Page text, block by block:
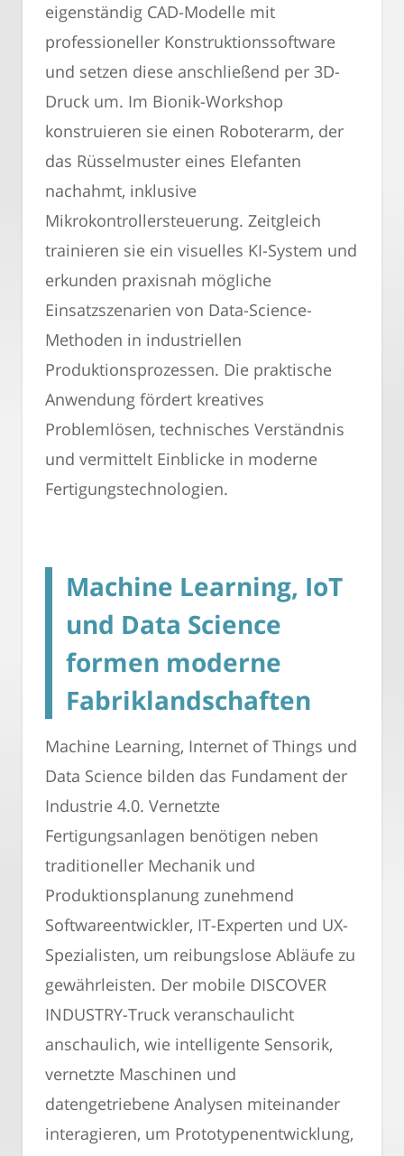
eigenständig CAD-Modelle mit
professioneller Konstruktionssoftware
und setzen diese anschließend per 3D-
Druck um. Im Bionik-Workshop
konstruieren sie einen Roboterarm, der
das Rüsselmuster eines Elefanten
nachahmt, inklusive
Mikrokontrollersteuerung. Zeitgleich
trainieren sie ein visuelles KI-System und
erkunden praxisnah mögliche
Einsatzszenarien von Data-Science-
Methoden in industriellen
Produktionsprozessen. Die praktische
Anwendung fördert kreatives
Problemlösen, technisches Verständnis
und vermittelt Einblicke in moderne
Fertigungstechnologien.
Machine Learning, IoT
und Data Science
formen moderne
Fabriklandschaften
Machine Learning, Internet of Things und
Data Science bilden das Fundament der
Industrie 4.0. Vernetzte
Fertigungsanlagen benötigen neben
traditioneller Mechanik und
Produktionsplanung zunehmend
Softwareentwickler, IT-Experten und UX-
Spezialisten, um reibungslose Abläufe zu
gewährleisten. Der mobile DISCOVER
INDUSTRY-Truck veranschaulicht
anschaulich, wie intelligente Sensorik,
vernetzte Maschinen und
datengetriebene Analysen miteinander
interagieren, um Prototypenentwicklung,